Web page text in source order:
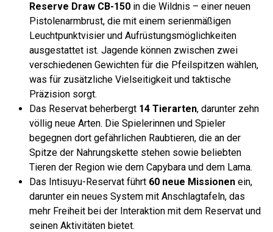
Reserve Draw CB-150 in die Wildnis – einer neuen
Pistolenarmbrust, die mit einem serienmäßigen
Leuchtpunktvisier und Aufrüstungsmöglichkeiten
ausgestattet ist. Jagende können zwischen zwei
verschiedenen Gewichten für die Pfeilspitzen wählen,
was für zusätzliche Vielseitigkeit und taktische
Präzision sorgt.
Das Reservat beherbergt 14 Tierarten, darunter zehn
völlig neue Arten. Die Spielerinnen und Spieler
begegnen dort gefährlichen Raubtieren, die an der
Spitze der Nahrungskette stehen sowie beliebten
Tieren der Region wie dem Capybara und dem Lama.
Das Intisuyu-Reservat führt 60 neue Missionen ein,
darunter ein neues System mit Anschlagtafeln, das
mehr Freiheit bei der Interaktion mit dem Reservat und
seinen Aktivitäten bietet.